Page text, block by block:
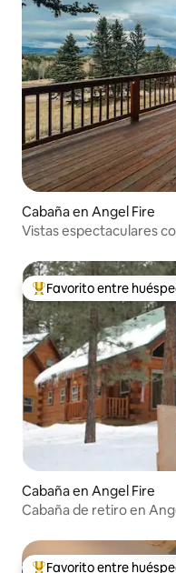
Cabaña en Angel Fire
Vistas espectaculares
Favorito entre
Favorito entre
Cabaña en Angel Fire
Cabaña de retiro en
Favorito entre